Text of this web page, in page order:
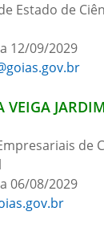
Estado de
12/09/2029
VEIGA
de
06/08/2029